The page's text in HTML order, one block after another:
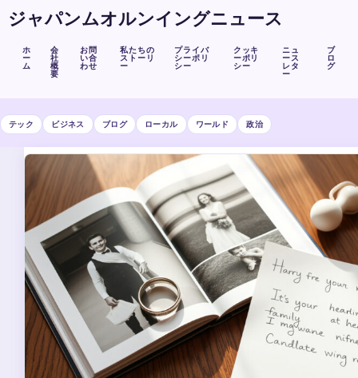
ジャパンムオルンイングニュース
ホ
ー
ム
会
社
概
要
お問
い合
わせ
私たちの
ストーリ
ー
プライバ
シーポリ
シー
クッキ
ーポリ
シー
ニュ
ース
レタ
ー
ブ
ロ
グ
テック ビジネス ブログ ローカル ワールド 政治